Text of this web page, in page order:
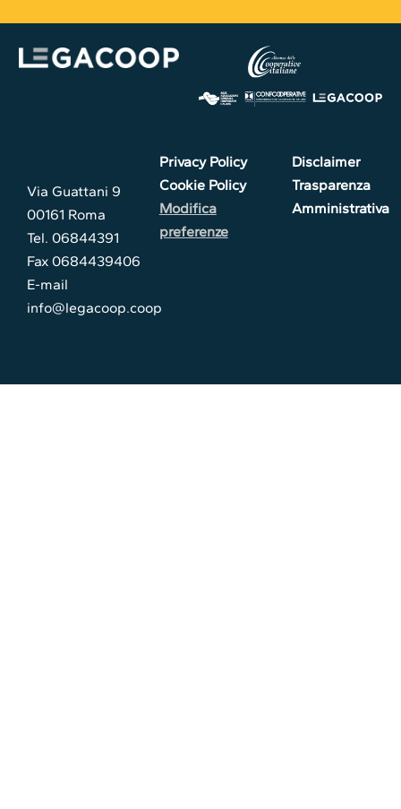
Via Guattani 9
00161 Roma
Tel. 06844391
Fax 0684439406
E-mail
info@legacoop.coop
Privacy Policy
Cookie Policy
Modifica
preferenze
Disclaimer
Trasparenza
Amministrativa